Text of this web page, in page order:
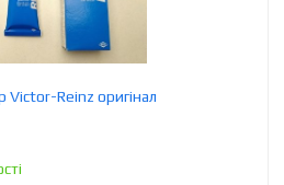
Victor-Reinz оригінал